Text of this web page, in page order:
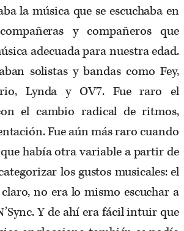
la música que se escuchaba en
y compañeros que
adecuada para nuestra edad.
solistas y bandas como Fey,
Lynda y OV7. Fue raro el
el cambio radical de ritmos,
Fue aún más raro cuando
había otra variable a partir de
los gustos musicales: el
no era lo mismo escuchar a
Y de ahí era fácil intuir que